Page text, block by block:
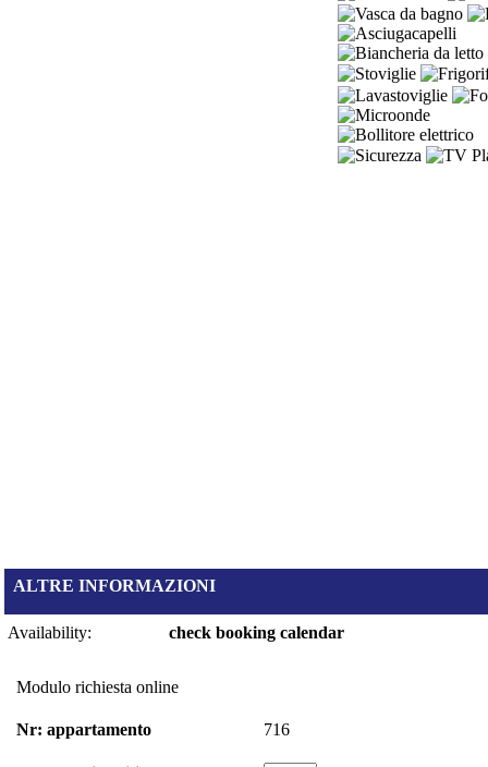
ALTRE INFORMAZIONI
Availability: check booking calendar
Modulo richiesta online
Nr: appartamento 716